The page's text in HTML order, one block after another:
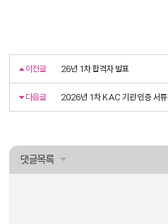
이전글 26년 1차 합격자 발표
다음글 2026년 1차 KAC 기관 인증 서
댓글목록